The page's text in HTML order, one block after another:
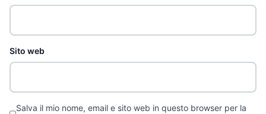
Sito web
Salva il mio nome, email e sito web in questo browser per la